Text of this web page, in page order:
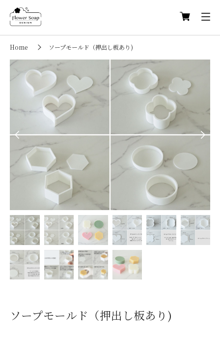
Home ソープモールド（押出し板あり)
Previous
ソープモールド（押出し板あり)